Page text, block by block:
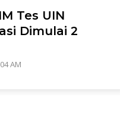
Tes UIN
Dimulai 2
AM